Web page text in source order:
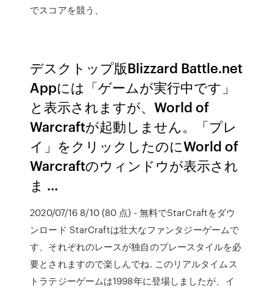
でスコアを競う、
デスクトップ版Blizzard Battle.net
Appには「ゲームが実行中です」
と表示されますが、World of
Warcraftが起動しません。「プレ
イ」をクリックしたのにWorld of
Warcraftのウィンドウが表示され
ま …
2020/07/16 8/10 (80 点) - 無料でStarCraftをダウ
ンロード StarCraftは壮大なファンタジーゲームで
す、それぞれのレースが独自のプレースタイルを必
要とされますので楽しんでね. このリアルタイムス
トラテジーゲームは1998年に登場しましたが、イ